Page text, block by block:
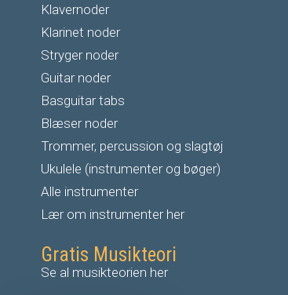
Klavernoder
Klarinet noder
Stryger noder
Guitar noder
Basguitar tabs
Blæser noder
Trommer, percussion og slagtøj
Ukulele (instrumenter og bøger)
Alle instrumenter
Lær om instrumenter her
Gratis Musikteori
Se al musikteorien her